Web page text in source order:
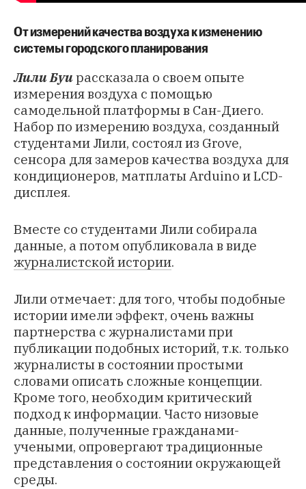
От измерений качества воздуха к изменению
системы городского планирования
Лили Буирассказала о своем опыте
измерения воздуха с помощью
самодельной платформы в Сан-Диего.
Набор по измерению воздуха, созданный
студентами Лили, состоял из Grove,
сенсора для замеров качества воздуха для
кондиционеров, матплаты Arduino и LCD-
дисплея.
Вместе со студентами Лили собирала
данные, а потом опубликовала в виде
журналистской истории.
Лили отмечает: для того, чтобы подобные
истории имели эффект, очень важны
партнерства с журналистами при
публикации подобных историй, т.к. только
журналисты в состоянии простыми
словами описать сложные концепции.
Кроме того, необходим критический
подход к информации. Часто низовые
данные, полученные гражданами-
учеными, опровергают традиционные
представления о состоянии окружающей
среды.